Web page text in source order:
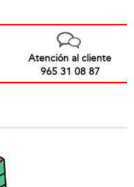
Atención al cliente
965 31 08 87